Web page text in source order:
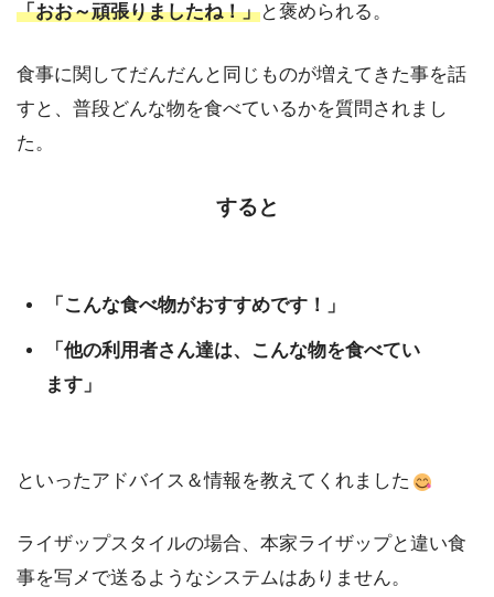
「おお～頑張りましたね！」と褒められる。
食事に関してだんだんと同じものが増えてきた事を話
すと、普段どんな物を食べているかを質問されまし
た。
すると
「こんな食べ物がおすすめです！」
「他の利用者さん達は、こんな物を食べてい
ます」
といったアドバイス＆情報を教えてくれました
ライザップスタイルの場合、本家ライザップと違い食
事を写メで送るようなシステムはありません。